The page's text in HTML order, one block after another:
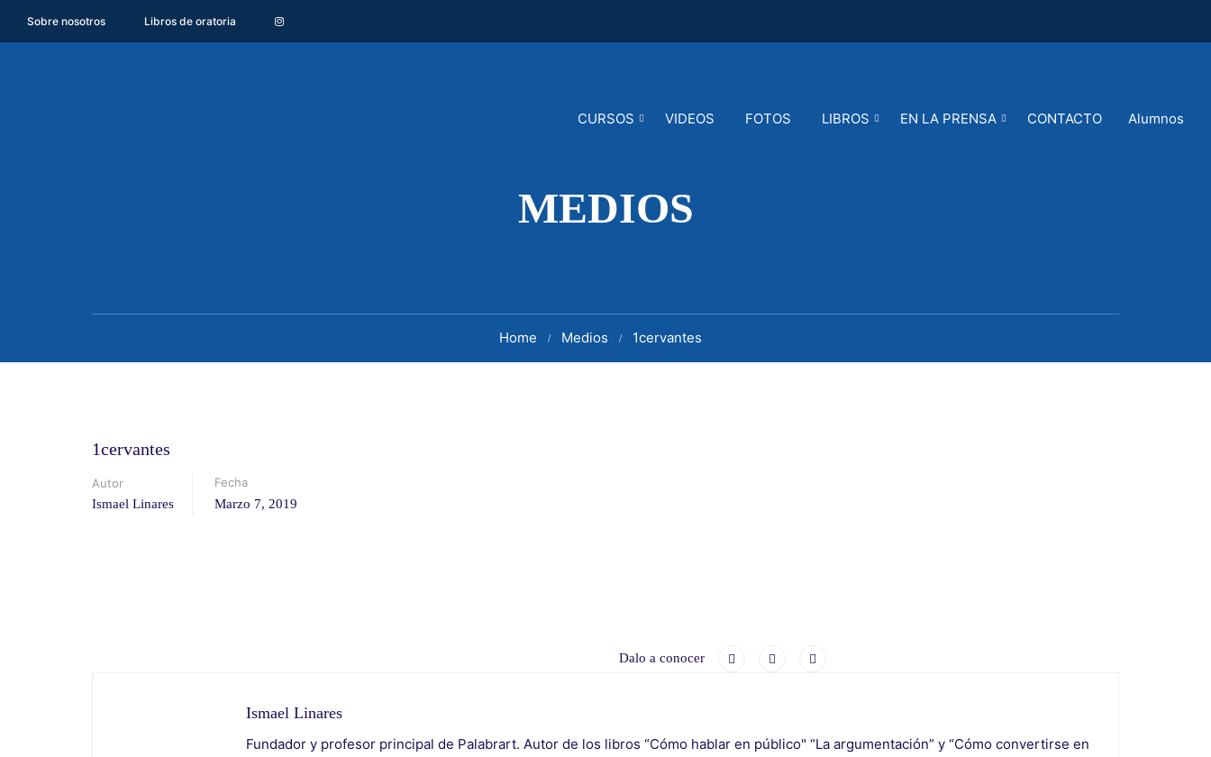
Sobre nosotros Libros de oratoria
CURSOS VIDEOS FOTOS LIBROS EN LA PRENSA CONTACTO Alumnos
MEDIOS
Home Medios 1cervantes
1cervantes
Autor
Ismael Linares
Fecha
Marzo 7, 2019
Dalo a conocer
Ismael Linares
Fundador y profesor principal de Palabrart. Autor de los libros “Cómo hablar en público" “La argumentación” y “Cómo convertirse en